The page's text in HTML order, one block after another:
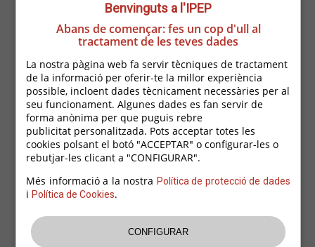
aproximadament 175.000 persones. L’import per
beneficiari serà d’un
mínim de 600 euros
aquesta qüestió s’acabarà de concretar amb els
agents socials.
Un ajut nou per a la formació de persones
treballadores també en situació d’ERTO.
Aquest ajut a la formació està dirigit a persones
treballadores que es troben en situació d’ERTO, tot
prioritzant els sectors més afectats. L’objectiu és
reconèixer l’experiència laboral d’aquesta
treballadors i ajudar en la seva possible
reorientació i requalificació.
d’euros i es preveu beneficiar uns 10.000
treballadors i treballadores en situació d’ERTO.
Benvinguts a l'IPEP
Abans de començar: fes un cop d'ull al
tractament de les teves dades
La nostra pàgina web fa servir tècniques de tractament
de la informació per oferir-te la millor experiència
possible, incloent dades tècnicament necessàries per al
seu funcionament. Algunes dades es fan servir de
forma anònima per que puguis rebre
publicitat personalitzada. Pots acceptar totes les
cookies polsant el botó "ACCEPTAR" o configurar-les o
rebutjar-les clicant a "CONFIGURAR".
Més informació a la nostra Política de protecció de dades
iPolítica de Cookies.